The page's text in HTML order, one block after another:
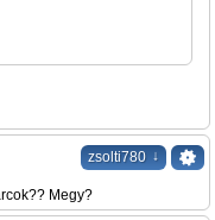
zsolti780 ↓
Megy?